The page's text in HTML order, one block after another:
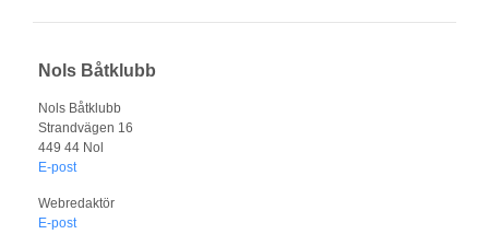
Nols Båtklubb
Nols Båtklubb
Strandvägen 16
449 44 Nol
E-post
Webredaktör
E-post